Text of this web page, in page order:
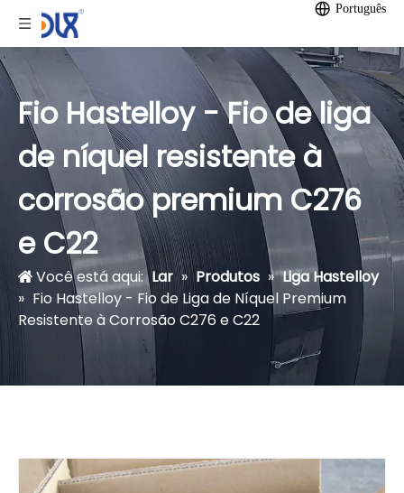
Português
Fio Hastelloy - Fio de liga
de níquel resistente à
corrosão premium C276
e C22
Você está aqui: Lar » Produtos » Liga Hastelloy
» Fio Hastelloy - Fio de Liga de Níquel Premium
Resistente à Corrosão C276 e C22